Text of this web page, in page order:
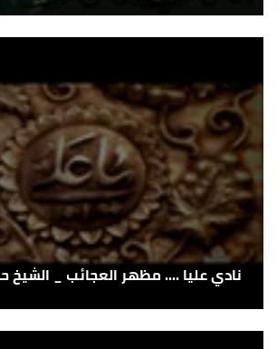
نادي عليا .... مظهر العجائب _ الشيخ